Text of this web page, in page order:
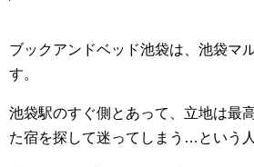
ブックアンドベッド池袋は、池袋マ
す。
池袋駅のすぐ側とあって、立地は最
た宿を探して迷ってしまう…という